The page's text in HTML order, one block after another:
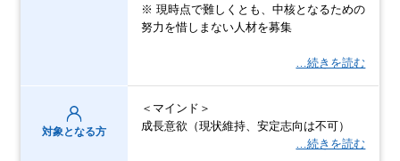
※ 現時点で難しくとも、中核となるための
努力を惜しまない人材を募集
…続きを読む
対象となる方
＜マインド＞
成長意欲（現状維持、安定志向は不可）
…続きを読む